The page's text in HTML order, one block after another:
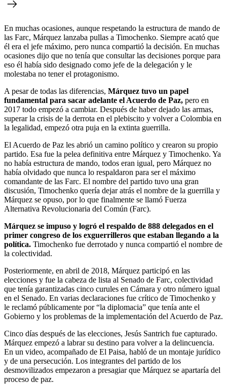
En muchas ocasiones, aunque respetando la estructura de mando de
las Farc, Márquez lanzaba pullas a Timochenko. Siempre acató que
él era el jefe máximo, pero nunca compartió la decisión. En muchas
ocasiones dijo que no tenía que consultar las decisiones porque para
eso él había sido designado como jefe de la delegación y le
molestaba no tener el protagonismo.
A pesar de todas las diferencias, Márquez tuvo un papel
fundamental para sacar adelante el Acuerdo de Paz, pero en
2017 todo empezó a cambiar. Después de haber dejado las armas,
superar la crisis de la derrota en el plebiscito y volver a Colombia en
la legalidad, empezó otra puja en la extinta guerrilla.
El Acuerdo de Paz les abrió un camino político y crearon su propio
partido. Esa fue la pelea definitiva entre Márquez y Timochenko. Ya
no había estructura de mando, todos eran igual, pero Márquez no
había olvidado que nunca lo respaldaron para ser el máximo
comandante de las Farc. El nombre del partido tuvo una gran
discusión, Timochenko quería dejar atrás el nombre de la guerrilla y
Márquez se opuso, por lo que finalmente se llamó Fuerza
Alternativa Revolucionaria del Común (Farc).
Márquez se impuso y logró el respaldo de 888 delegados en el
primer congreso de los exguerrilleros que estaban llegando a la
política. Timochenko fue derrotado y nunca compartió el nombre de
la colectividad.
Posteriormente, en abril de 2018, Márquez participó en las
elecciones y fue la cabeza de lista al Senado de Farc, colectividad
que tenía garantizadas cinco curules en Cámara y otro número igual
en el Senado. En varias declaraciones fue crítico de Timochenko y
le reclamó públicamente por “la diplomacia” que tenía ante el
Gobierno y los problemas de la implementación del Acuerdo de Paz.
Cinco días después de las elecciones, Jesús Santrich fue capturado.
Márquez empezó a labrar su destino para volver a la delincuencia.
En un video, acompañado de El Paisa, habló de un montaje jurídico
y de una persecución. Los integrantes del partido de los
desmovilizados empezaron a presagiar que Márquez se apartaría del
proceso de paz.